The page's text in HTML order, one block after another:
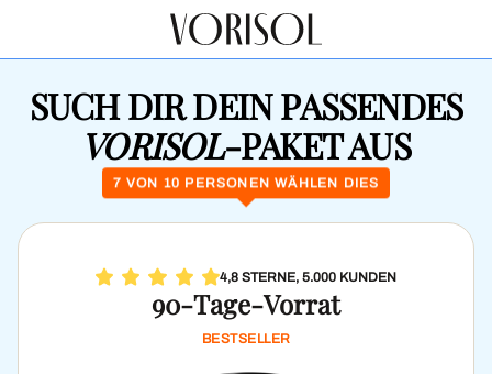
SUCH DIR DEIN PASSENDES
VORISOL-PAKET AUS
7 VON 10 PERSONEN WÄHLEN DIES
4,8 STERNE, 5.000 KUNDEN
90-Tage-Vorrat
BESTSELLER